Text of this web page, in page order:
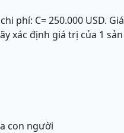
phí: C= 250.000 USD. Giá
xác định giá trị của 1 sản
con người